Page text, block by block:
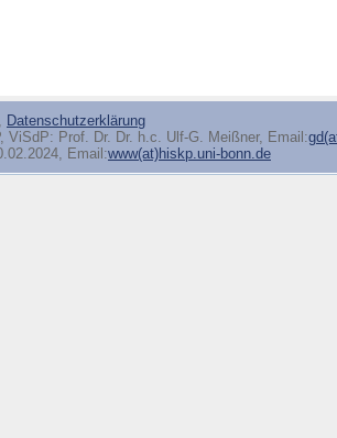
, Datenschutzerklärung
ViSdP: Prof. Dr. Dr. h.c. Ulf-G. Meißner, Email:
Email:www(at)hiskp.uni-bonn.de